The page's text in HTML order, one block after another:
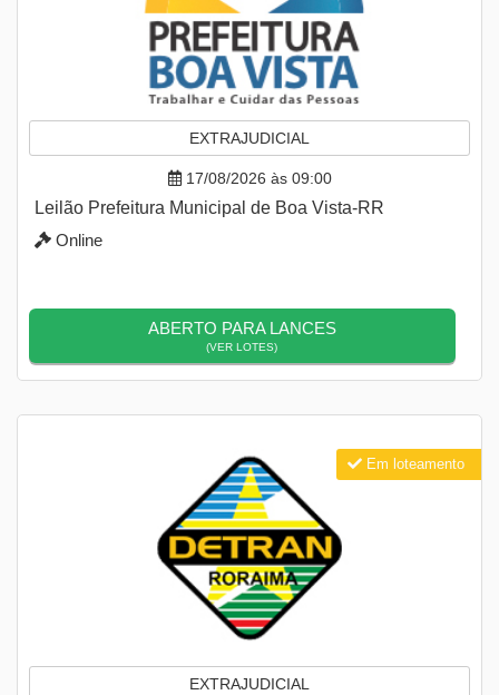
EXTRAJUDICIAL
17/08/2026 às 09:00
Leilão Prefeitura Municipal de Boa Vista-RR
Online
ABERTO PARA LANCES
(VER LOTES)
EXTRAJUDICIAL
Em loteamento